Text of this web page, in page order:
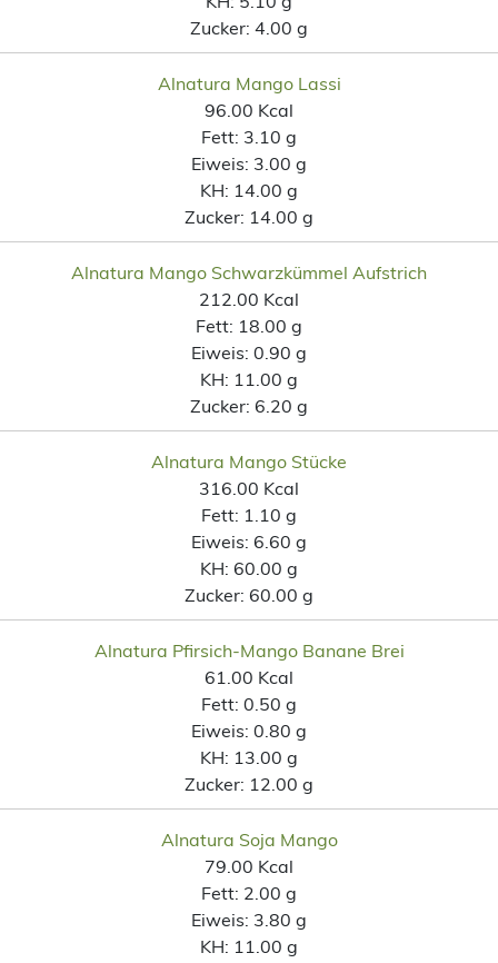
Zucker: 4.00 g
Alnatura Mango Lassi
96.00 Kcal
Fett: 3.10 g
Eiweis: 3.00 g
KH: 14.00 g
Zucker: 14.00 g
Alnatura Mango Schwarzkümmel Aufstrich
212.00 Kcal
Fett: 18.00 g
Eiweis: 0.90 g
KH: 11.00 g
Zucker: 6.20 g
Alnatura Mango Stücke
316.00 Kcal
Fett: 1.10 g
Eiweis: 6.60 g
KH: 60.00 g
Zucker: 60.00 g
Alnatura Pfirsich-Mango Banane Brei
61.00 Kcal
Fett: 0.50 g
Eiweis: 0.80 g
KH: 13.00 g
Zucker: 12.00 g
Alnatura Soja Mango
79.00 Kcal
Fett: 2.00 g
Eiweis: 3.80 g
KH: 11.00 g